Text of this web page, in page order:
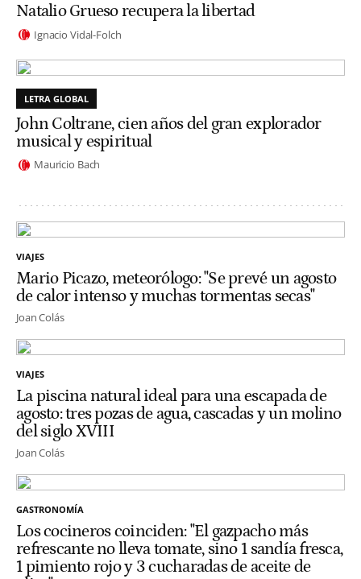
Natalio Grueso recupera la libertad
Ignacio Vidal-Folch
LETRA GLOBAL
John Coltrane, cien años del gran explorador
musical y espiritual
Mauricio Bach
VIAJES
Mario Picazo, meteorólogo: "Se prevé un agosto
de calor intenso y muchas tormentas secas"
Joan Colás
VIAJES
La piscina natural ideal para una escapada de
agosto: tres pozas de agua, cascadas y un molino
del siglo XVIII
Joan Colás
GASTRONOMÍA
Los cocineros coinciden: "El gazpacho más
refrescante no lleva tomate, sino 1 sandía fresca,
1 pimiento rojo y 3 cucharadas de aceite de